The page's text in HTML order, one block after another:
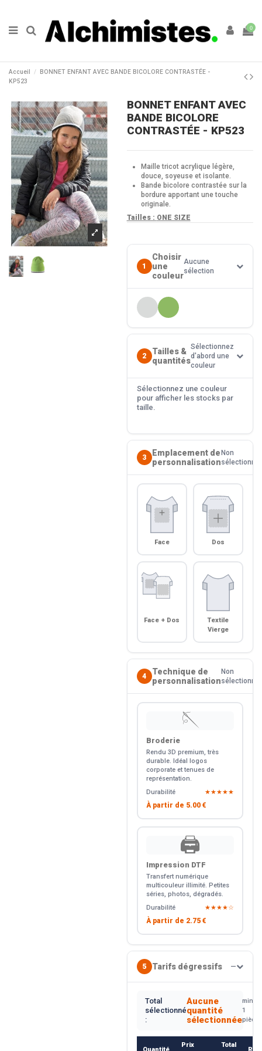
0
Accueil
BONNET ENFANT AVEC BANDE BICOLORE CONTRASTÉE -
KP523
BONNET ENFANT AVEC
BANDE BICOLORE
CONTRASTÉE - KP523
Maille tricot acrylique légère,
douce, soyeuse et isolante.
Bande bicolore contrastée sur la
bordure apportant une touche
originale.
Tailles : ONE SIZE
1
Choisir
une
couleur
Aucune
sélection
2
Tailles &
quantités
Sélectionnez
d'abord une
couleur
Sélectionnez une couleur
pour afficher les stocks par
taille.
3
Emplacement de
personnalisation
Non
sélectionné
Face Dos
Face + Dos
Textile
Vierge
4
Technique de
personnalisation
Non
sélectionné
🪡
Broderie
Rendu 3D premium, très
durable. Idéal logos
corporate et tenues de
représentation.
Durabilité
★★★★★
À partir de 5.00 €
🖨️
Impression DTF
Transfert numérique
multicouleur illimité. Petites
séries, photos, dégradés.
Durabilité
★★★★☆
À partir de 2.75 €
5 Tarifs dégressifs —
Total
sélectionné
:
Aucune
quantité
sélectionnée
min.
1
pièce
Quantité
Prix
Total